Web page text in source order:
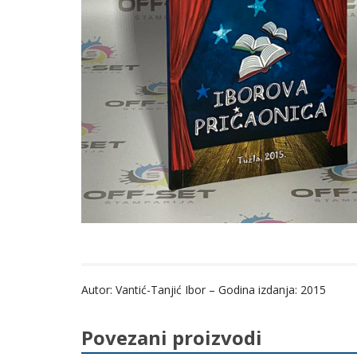
Autor: Vantić-Tanjić Ibor – Godina izdanja: 2015
Povezani proizvodi